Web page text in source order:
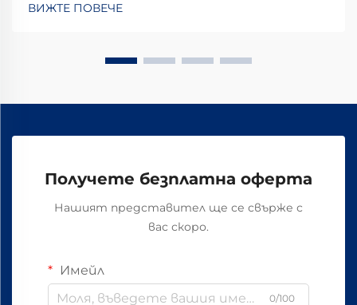
железопътните линии в ежедневната
включващи болтове, гайки и...
ВИЖТЕ ПОВЕЧЕ
Получете безплатна оферта
Нашият представител ще се свърже с
вас скоро.
Имейл
0/100